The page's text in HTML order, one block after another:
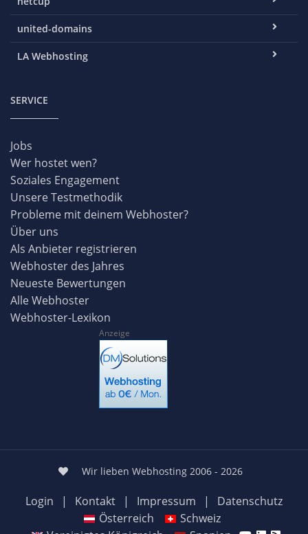
united-domains
LA Webhosting
SERVICE
Jobs
Wer hostet wen?
Soziales Engagement
Unsere Testmethodik
Probleme mit deinem Webhoster?
Über uns
Als Anbieter registrieren
Webhoster des Jahres
Neueste Bewertungen
Alle Webhoster
Webhoster-Lexikon
Anzeige
Wir lieben Webhosting 2006 - 2026
Login | Kontakt | Impressum |
Datenschutz
Österreich
Schweiz